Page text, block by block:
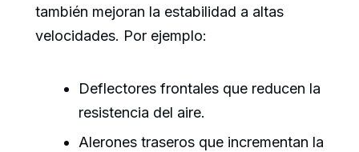
también mejoran la estabilidad a altas
velocidades. Por ejemplo:
Deflectores frontales que reducen la
resistencia del aire.
Alerones traseros que incrementan la